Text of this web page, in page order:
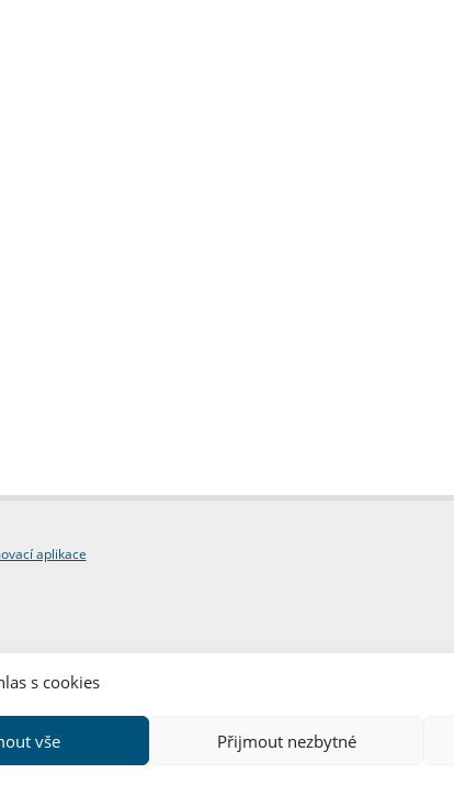
s cookies
vše Přijmout nezbytné
aplikace